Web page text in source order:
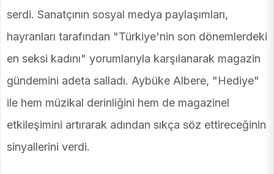
serdi. Sanatçının sosyal medya paylaşımları,
hayranları tarafından "Türkiye'nin son dönemlerdeki
en seksi kadını" yorumlarıyla karşılanarak magazin
gündemini adeta salladı. Aybüke Albere, "Hediye"
ile hem müzikal derinliğini hem de magazinel
etkileşimini artırarak adından sıkça söz ettireceğinin
sinyallerini verdi.